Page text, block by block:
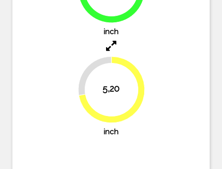
79.2%
inch
5,20
27.8%
72.2%
inch